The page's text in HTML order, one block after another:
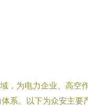
，为电力企业、高空
系。以下为众安主要